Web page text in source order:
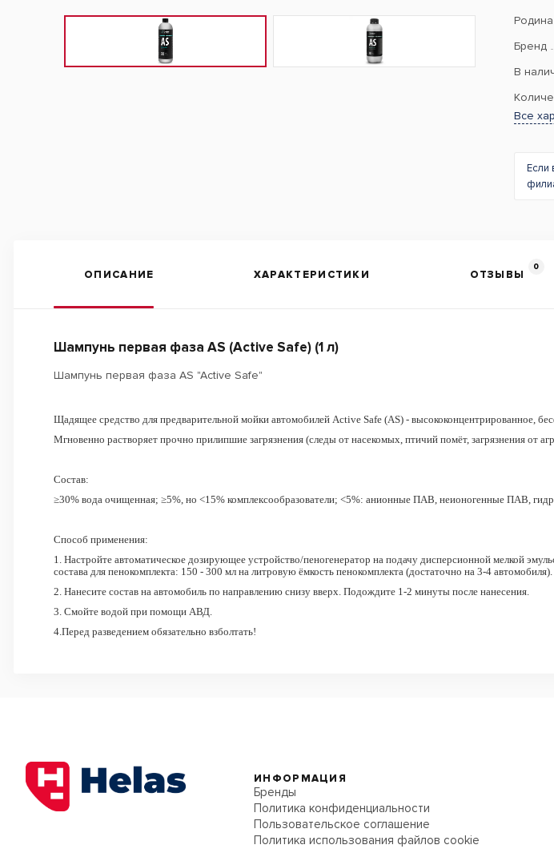
Бренд
В
Все
Если
ОПИСАНИЕ ХАРАКТЕРИСТИКИ ОТЗЫВЫ
0
Шампунь первая фаза AS (Active Safe) (1 л)
Шампунь первая фаза AS "Active Safe"
Щадящее средство для предварительной мойки автомобилей Active Safe (AS) - высококонцентрированное,
Мгновенно растворяет прочно прилипшие загрязнения (следы от насекомых, птичий помёт, загрязнения от
Состав:
≥30% вода очищенная; ≥5%, но ˂15% комплексообразователи; ˂5%: анионные ПАВ, неионогенные ПАВ,
Способ применения:
1. Настройте автоматическое дозирующее устройство/пеногенератор на подачу дисперсионной мелкой
состава для пенокомплекта: 150 - 300 мл на литровую ёмкость пенокомплекта (достаточно на 3-4 автомобиля).
2. Нанесите состав на автомобиль по направлению снизу вверх. Подождите 1-2 минуты после нанесения.
3. Смойте водой при помощи АВД.
4.Перед разведением обязательно взболтать!
ИНФОРМАЦИЯ
Бренды
Политика конфиденциальности
Пользовательское соглашение
Политика использования файлов cookie